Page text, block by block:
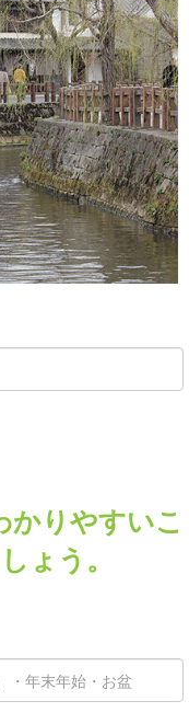
かりやすいこ
ょう。